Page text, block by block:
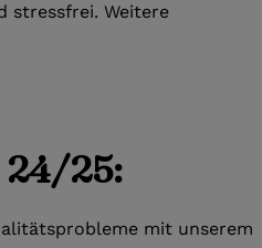
stressfrei. Weitere
25:
mit unserem